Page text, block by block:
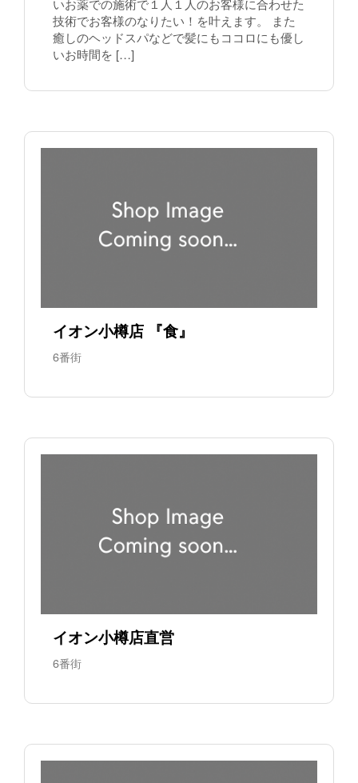
いお薬での施術で１人１人のお客様に合わせた
技術でお客様のなりたい！を叶えます。 また
癒しのヘッドスパなどで髪にもココロにも優し
いお時間を […]
イオン小樽店 『食』
6番街
イオン小樽店直営
6番街